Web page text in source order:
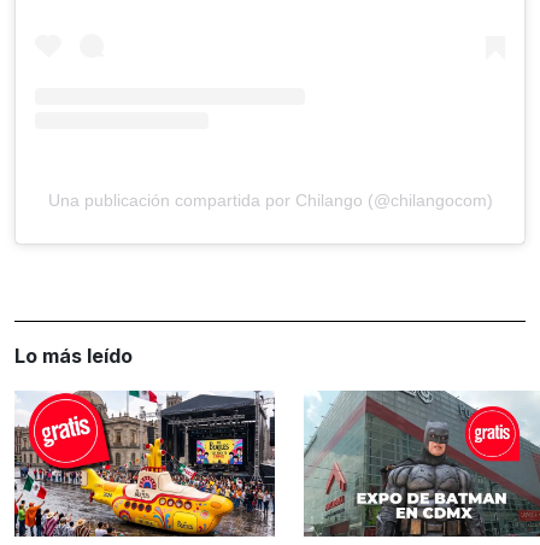
Una publicación compartida por Chilango (@chilangocom)
Lo más leído